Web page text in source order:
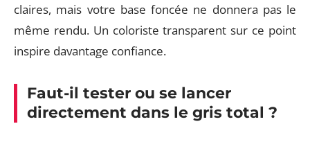
claires, mais votre base foncée ne donnera pas le
même rendu. Un coloriste transparent sur ce point
inspire davantage confiance.
Faut-il tester ou se lancer
directement dans le gris total ?